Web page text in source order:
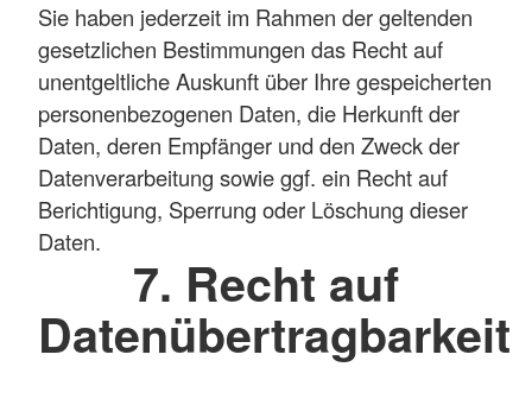
Sie haben jederzeit im Rahmen der geltenden
gesetzlichen Bestimmungen das Recht auf
unentgeltliche Auskunft über Ihre gespeicherten
personenbezogenen Daten, die Herkunft der
Daten, deren Empfänger und den Zweck der
Datenverarbeitung sowie ggf. ein Recht auf
Berichtigung, Sperrung oder Löschung dieser
Daten.
7. Recht auf
Datenübertragbarkeit